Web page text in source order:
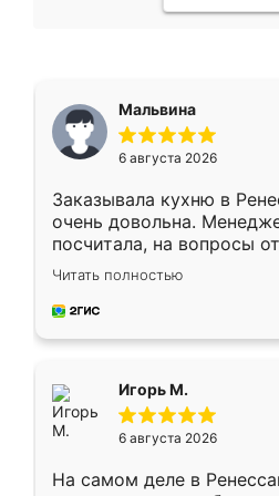
Мальвина
6 августа 2026
Заказывала кухню в
очень довольна.
посчитала, на вопросы
Замерщик приехал в
делу со всей
за день, ребята работали
Читать полностью
Игорь М.
6 августа 2026
На самом деле в